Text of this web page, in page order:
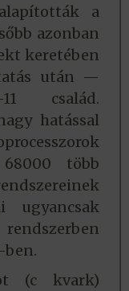
a
azonban
keretében
után —
család.
hatással
több
ugyancsak
ben.
(c kvark)